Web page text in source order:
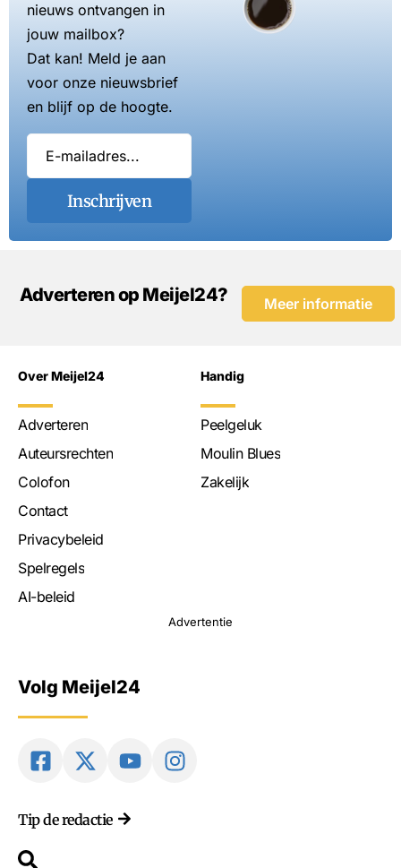
nieuws ontvangen in
jouw mailbox?
Dat kan! Meld je aan
voor onze nieuwsbrief
en blijf op de hoogte.
Inschrijven
Adverteren op Meijel24? Meer informatie
Over Meijel24
Adverteren
Auteursrechten
Colofon
Contact
Privacybeleid
Spelregels
AI-beleid
Handig
Peelgeluk
Moulin Blues
Zakelijk
Advertentie
Volg Meijel24
Tip de redactie